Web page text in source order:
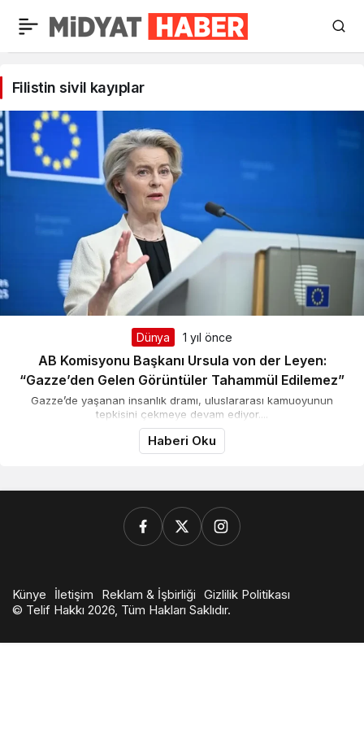
Filistin
sivil
kayıplar
Haberleri
Filistin sivil kayıplar
Dünya 1 yıl önce
AB Komisyonu Başkanı Ursula von der Leyen:
“Gazze’den Gelen Görüntüler Tahammül Edilemez”
Gazze’de yaşanan insanlık dramı, uluslararası kamuoyunun
tepkisini çekmeye devam ediyor....
Haberi Oku
Künye İletişim Reklam & İşbirliği Gizlilik Politikası
© Telif Hakkı 2026, Tüm Hakları Saklıdır.